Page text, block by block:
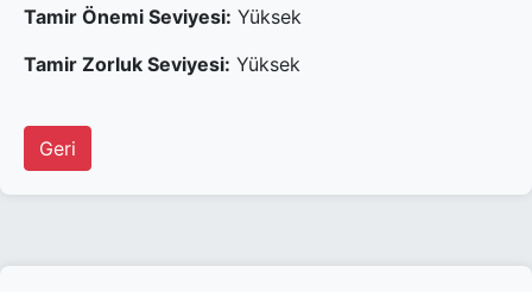
Tamir Önemi Seviyesi: Yüksek
Tamir Zorluk Seviyesi: Yüksek
Geri